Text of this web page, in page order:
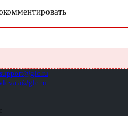
support@glc.ru
—